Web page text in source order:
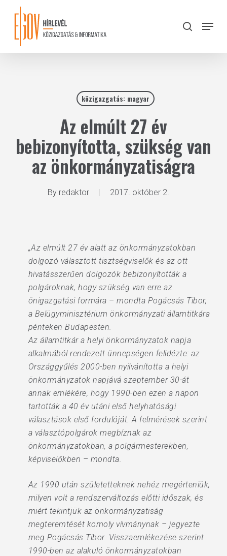
content
search
Menu
közigazgatás: magyar
Az elmúlt 27 év
bebizonyította, szükség van
az önkormányzatiságra
By redaktor 2017. október 2.
„Az elmúlt 27 év alatt az önkormányzatokban
dolgozó választott tisztségviselők és az ott
hivatásszerűen dolgozók bebizonyították a
polgároknak, hogy szükség van erre az
önigazgatási formára – mondta Pogácsás Tibor,
a Belügyminisztérium önkormányzati államtitkára
pénteken Budapesten.
Az államtitkár a helyi önkormányzatok napja
alkalmából rendezett ünnepségen felidézte: az
Országgyűlés 2000-ben nyilvánította a helyi
önkormányzatok napjává szeptember 30-át
annak emlékére, hogy 1990-ben ezen a napon
tartották a 40 év utáni első helyhatósági
választások első fordulóját. A felmérések szerint
a választópolgárok megbíznak az
önkormányzatokban, a polgármesterekben,
képviselőkben – mondta.
Az 1990 után születetteknek nehéz megérteniük,
milyen volt a rendszerváltozás előtti időszak, és
miért tekintjük az önkormányzatiság
megteremtését komoly vívmánynak – jegyezte
meg Pogácsás Tibor. Visszaemlékezése szerint
1990-ben az alakuló önkormányzatokban
Close